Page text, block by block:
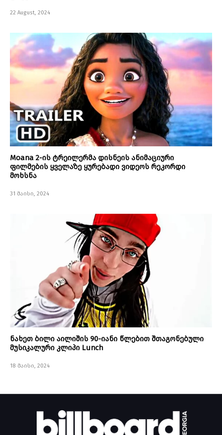
22 August, 2024
Moana 2-ის ტრეილერმა დისნეის ანიმაციური
ფილმების ყველაზე ყურებადი ვიდეოს რეკორდი
მოხსნა
31 მაისი, 2024
ნახეთ ბილი აილიშის 90-იანი წლებით შთაგონებული
მუსიკალური კლიპი Lunch
18 მაისი, 2024